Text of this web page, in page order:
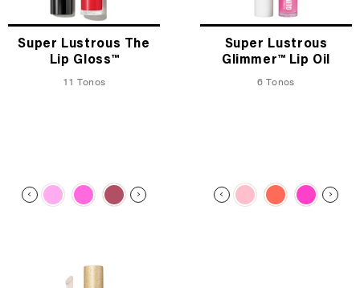
Super Lustrous The
Lip Gloss™
11 Tonos
Super Lustrous
Glimmer™ Lip Oil
6 Tonos